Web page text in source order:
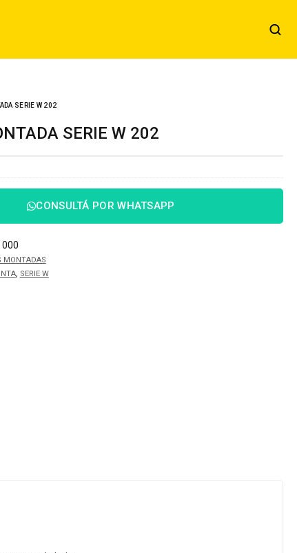
SERIE W 202
SERIE W 202
CONSULTÁ POR WHATSAPP
000
MONTADAS
, SERIE W